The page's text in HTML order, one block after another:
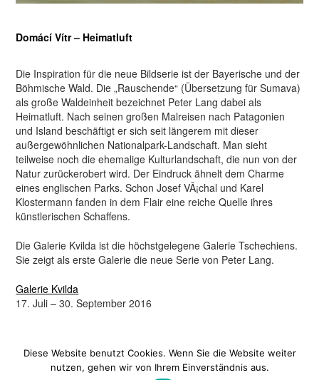
Domácí Vítr – Heimatluft
Die Inspiration für die neue Bildserie ist der Bayerische und der
Böhmische Wald. Die „Rauschende“ (Übersetzung für Sumava)
als große Waldeinheit bezeichnet Peter Lang dabei als
Heimatluft. Nach seinen großen Malreisen nach Patagonien
und Island beschäftigt er sich seit längerem mit dieser
außergewöhnlichen Nationalpark-Landschaft. Man sieht
teilweise noch die ehemalige Kulturlandschaft, die nun von der
Natur zurückerobert wird. Der Eindruck ähnelt dem Charme
eines englischen Parks. Schon Josef VÃ¡chal und Karel
Klostermann fanden in dem Flair eine reiche Quelle ihres
künstlerischen Schaffens.
Die Galerie Kvilda ist die höchstgelegene Galerie Tschechiens.
Sie zeigt als erste Galerie die neue Serie von Peter Lang.
Galerie Kvilda
17. Juli – 30. September 2016
Datenschutz|Impressum
Diese Website benutzt Cookies. Wenn Sie die Website weiter
nutzen, gehen wir von Ihrem Einverständnis aus.